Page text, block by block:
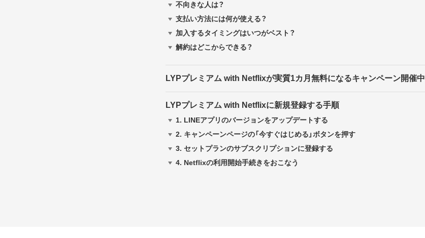
不向きな人は？
支払い方法には何が使える？
加入するタイミングはいつがベスト？
解約はどこからできる？
LYPプレミアム with Netflixが実質1カ月無料になるキャンペーン開催中
LYPプレミアム with Netflixに新規登録する手順
1. LINEアプリのバージョンをアップデートする
2. キャンペーンページの「今すぐはじめる」ボタンを押す
3. セットプランのサブスクリプションに登録する
4. Netflixの利用開始手続きをおこなう